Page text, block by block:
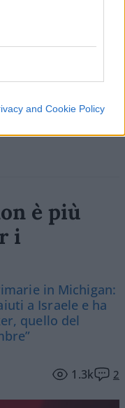
and Cookie Policy
delle vignette
è più
i
in Michigan:
a Israele e ha
quello del
1.3k 2